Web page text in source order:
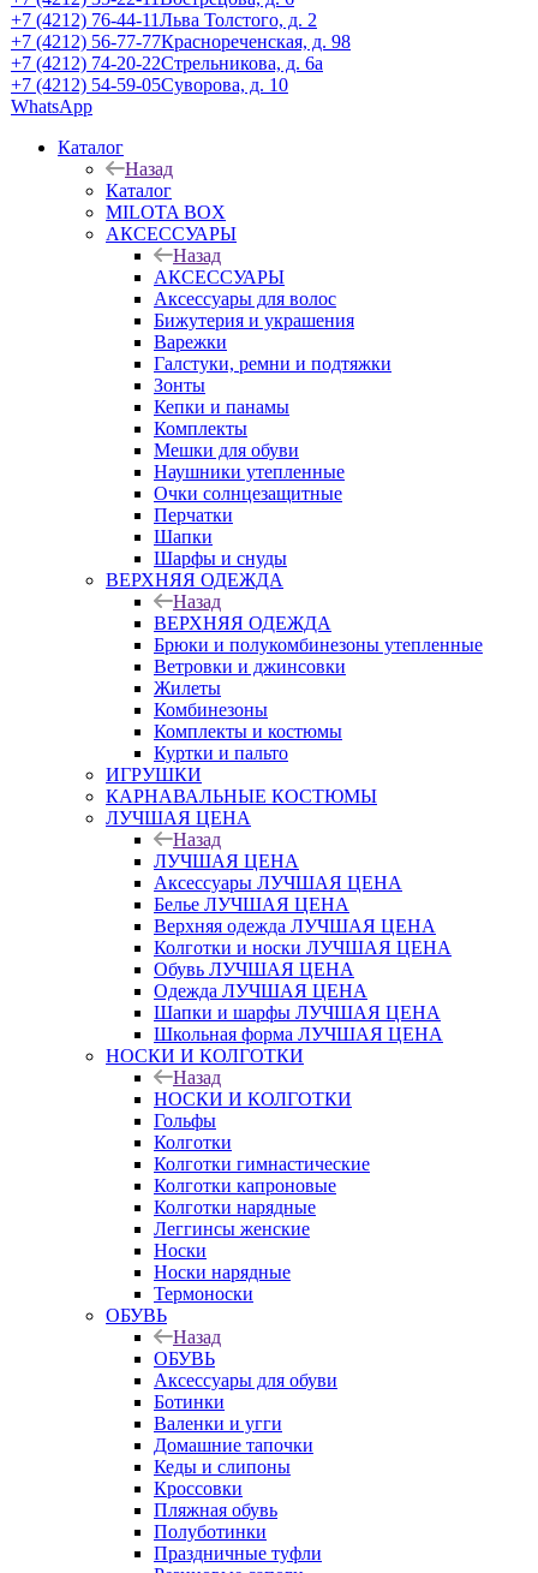
+7 (4212) 76-44-11Льва Толстого, д. 2
+7 (4212) 56-77-77Краснореченская, д. 98
+7 (4212) 74-20-22Стрельникова, д. 6а
+7 (4212) 54-59-05Суворова, д. 10
WhatsApp
Каталог
Назад
Каталог
MILOTA BOX
АКСЕССУАРЫ
Назад
АКСЕССУАРЫ
Аксессуары для волос
Бижутерия и украшения
Варежки
Галстуки, ремни и подтяжки
Зонты
Кепки и панамы
Комплекты
Мешки для обуви
Наушники утепленные
Очки солнцезащитные
Перчатки
Шапки
Шарфы и снуды
ВЕРХНЯЯ ОДЕЖДА
Назад
ВЕРХНЯЯ ОДЕЖДА
Брюки и полукомбинезоны утепленные
Ветровки и джинсовки
Жилеты
Комбинезоны
Комплекты и костюмы
Куртки и пальто
ИГРУШКИ
КАРНАВАЛЬНЫЕ КОСТЮМЫ
ЛУЧШАЯ ЦЕНА
Назад
ЛУЧШАЯ ЦЕНА
Аксессуары ЛУЧШАЯ ЦЕНА
Белье ЛУЧШАЯ ЦЕНА
Верхняя одежда ЛУЧШАЯ ЦЕНА
Колготки и носки ЛУЧШАЯ ЦЕНА
Обувь ЛУЧШАЯ ЦЕНА
Одежда ЛУЧШАЯ ЦЕНА
Шапки и шарфы ЛУЧШАЯ ЦЕНА
Школьная форма ЛУЧШАЯ ЦЕНА
НОСКИ И КОЛГОТКИ
Назад
НОСКИ И КОЛГОТКИ
Гольфы
Колготки
Колготки гимнастические
Колготки капроновые
Колготки нарядные
Леггинсы женские
Носки
Носки нарядные
Термоноски
ОБУВЬ
Назад
ОБУВЬ
Аксессуары для обуви
Ботинки
Валенки и угги
Домашние тапочки
Кеды и слипоны
Кроссовки
Пляжная обувь
Полуботинки
Праздничные туфли